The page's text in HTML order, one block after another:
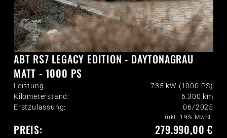
ABT RS7 LEGACY EDITION - DAYTONAGRAU
MATT - 1000 PS
Leistung:
735 kW (1000 PS)
Kilometerstand:
6.300 km
Erstzulassung:
06/2025
PREIS:
inkl. 19% MwSt.
279.990,00 €